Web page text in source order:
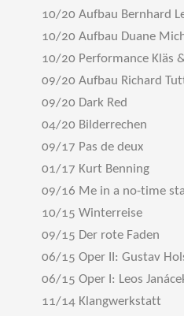
10/20 Aufbau Bernhard
10/20 Aufbau Duane
10/20 Performance Kläs
09/20 Aufbau Richard
09/20 Dark Red
04/20 Bilderrechen
09/17 Pas de deux
01/17 Kurt Benning
09/16 Me in a no-time
10/15 Winterreise
09/15 Der rote Faden
06/15 Oper II: Gustav
06/15 Oper I: Leos
11/14 Klangwerkstatt